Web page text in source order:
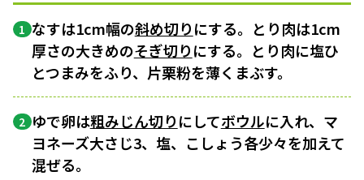
1 なすは1cm幅の斜め切りにする。とり肉は1cm
厚さの大きめのそぎ切りにする。とり肉に塩ひ
とつまみをふり、片栗粉を薄くまぶす。
2 ゆで卵は粗みじん切りにしてボウルに入れ、マ
ヨネーズ大さじ3、塩、こしょう各少々を加えて
混ぜる。